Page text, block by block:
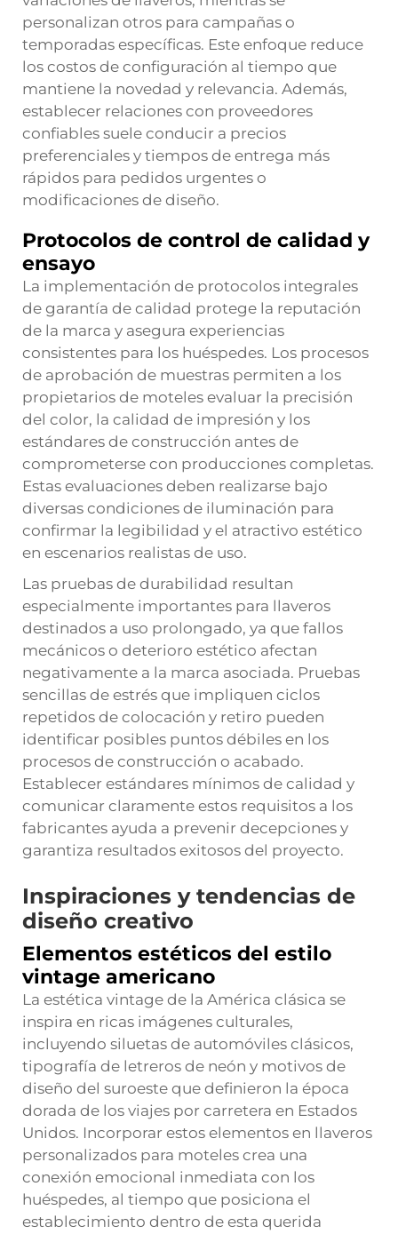
personalizan otros para campañas o
temporadas específicas. Este enfoque reduce
los costos de configuración al tiempo que
mantiene la novedad y relevancia. Además,
establecer relaciones con proveedores
confiables suele conducir a precios
preferenciales y tiempos de entrega más
rápidos para pedidos urgentes o
modificaciones de diseño.
Protocolos de control de calidad y
ensayo
La implementación de protocolos integrales
de garantía de calidad protege la reputación
de la marca y asegura experiencias
consistentes para los huéspedes. Los procesos
de aprobación de muestras permiten a los
propietarios de moteles evaluar la precisión
del color, la calidad de impresión y los
estándares de construcción antes de
comprometerse con producciones completas.
Estas evaluaciones deben realizarse bajo
diversas condiciones de iluminación para
confirmar la legibilidad y el atractivo estético
en escenarios realistas de uso.
Las pruebas de durabilidad resultan
especialmente importantes para llaveros
destinados a uso prolongado, ya que fallos
mecánicos o deterioro estético afectan
negativamente a la marca asociada. Pruebas
sencillas de estrés que impliquen ciclos
repetidos de colocación y retiro pueden
identificar posibles puntos débiles en los
procesos de construcción o acabado.
Establecer estándares mínimos de calidad y
comunicar claramente estos requisitos a los
fabricantes ayuda a prevenir decepciones y
garantiza resultados exitosos del proyecto.
Inspiraciones y tendencias de
diseño creativo
Elementos estéticos del estilo
vintage americano
La estética vintage de la América clásica se
inspira en ricas imágenes culturales,
incluyendo siluetas de automóviles clásicos,
tipografía de letreros de neón y motivos de
diseño del suroeste que definieron la época
dorada de los viajes por carretera en Estados
Unidos. Incorporar estos elementos en llaveros
personalizados para moteles crea una
conexión emocional inmediata con los
huéspedes, al tiempo que posiciona el
establecimiento dentro de esta querida